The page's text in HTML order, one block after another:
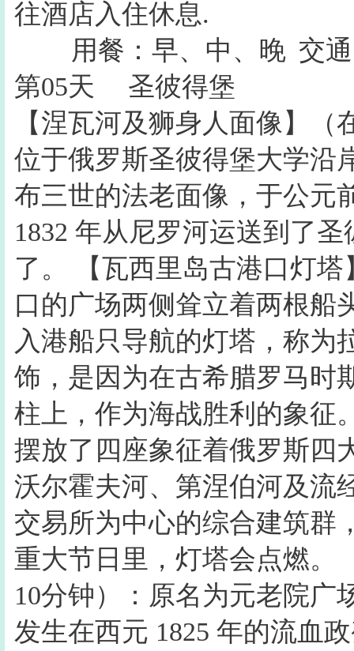
往酒店入住休息.
用餐：早、中、晚 交
第05天
圣彼得堡
【涅瓦河及狮身人面像】
位于俄罗斯圣彼得堡大学沿
布三世的法老面像，于公元
1832 年从尼罗河运送到了
了。 【瓦西里岛古港口灯
口的广场两侧耸立着两根船
入港船只导航的灯塔，称为
饰，是因为在古希腊罗马时
柱上，作为海战胜利的象征
摆放了四座象征着俄罗斯
沃尔霍夫河、第涅伯河及流
交易所为中心的综合建筑群
重大节日里，灯塔会点燃。
10分钟）：原名为元老院广
发生在西元 1825 年的流血